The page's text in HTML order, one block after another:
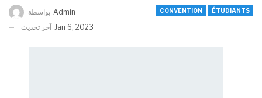
CONVENTION ÉTUDIANTS
Admin
Jan 6, 2023